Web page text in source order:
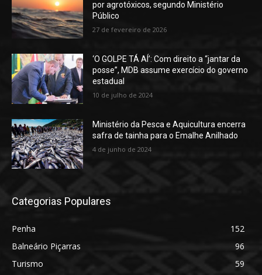
por agrotóxicos, segundo Ministério
Público
27 de fevereiro de 2026
‘O GOLPE TÁ AÍ’: Com direito a “jantar da
posse”, MDB assume exercício do governo
estadual
10 de julho de 2024
Ministério da Pesca e Aquicultura encerra
safra de tainha para o Emalhe Anilhado
4 de junho de 2024
Categorias Populares
Penha
152
Balneário Piçarras
96
Turismo
59